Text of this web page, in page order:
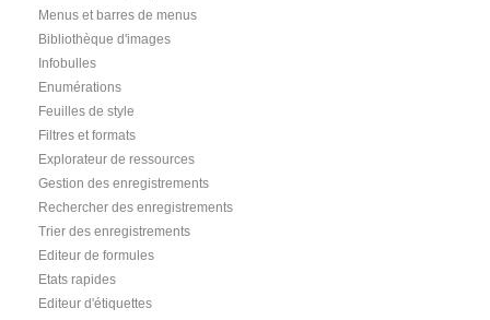
Menus et barres de menus
Bibliothèque d'images
Infobulles
Enumérations
Feuilles de style
Filtres et formats
Explorateur de ressources
Gestion des enregistrements
Rechercher des enregistrements
Trier des enregistrements
Editeur de formules
Etats rapides
Editeur d'étiquettes